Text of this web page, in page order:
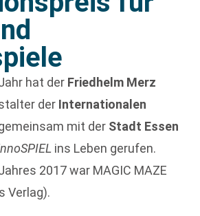
hat der Friedhelm Merz
der Internationalen
mit der Stadt Essen
ins Leben gerufen.
2017 war MAGIC MAZE
Verlag).